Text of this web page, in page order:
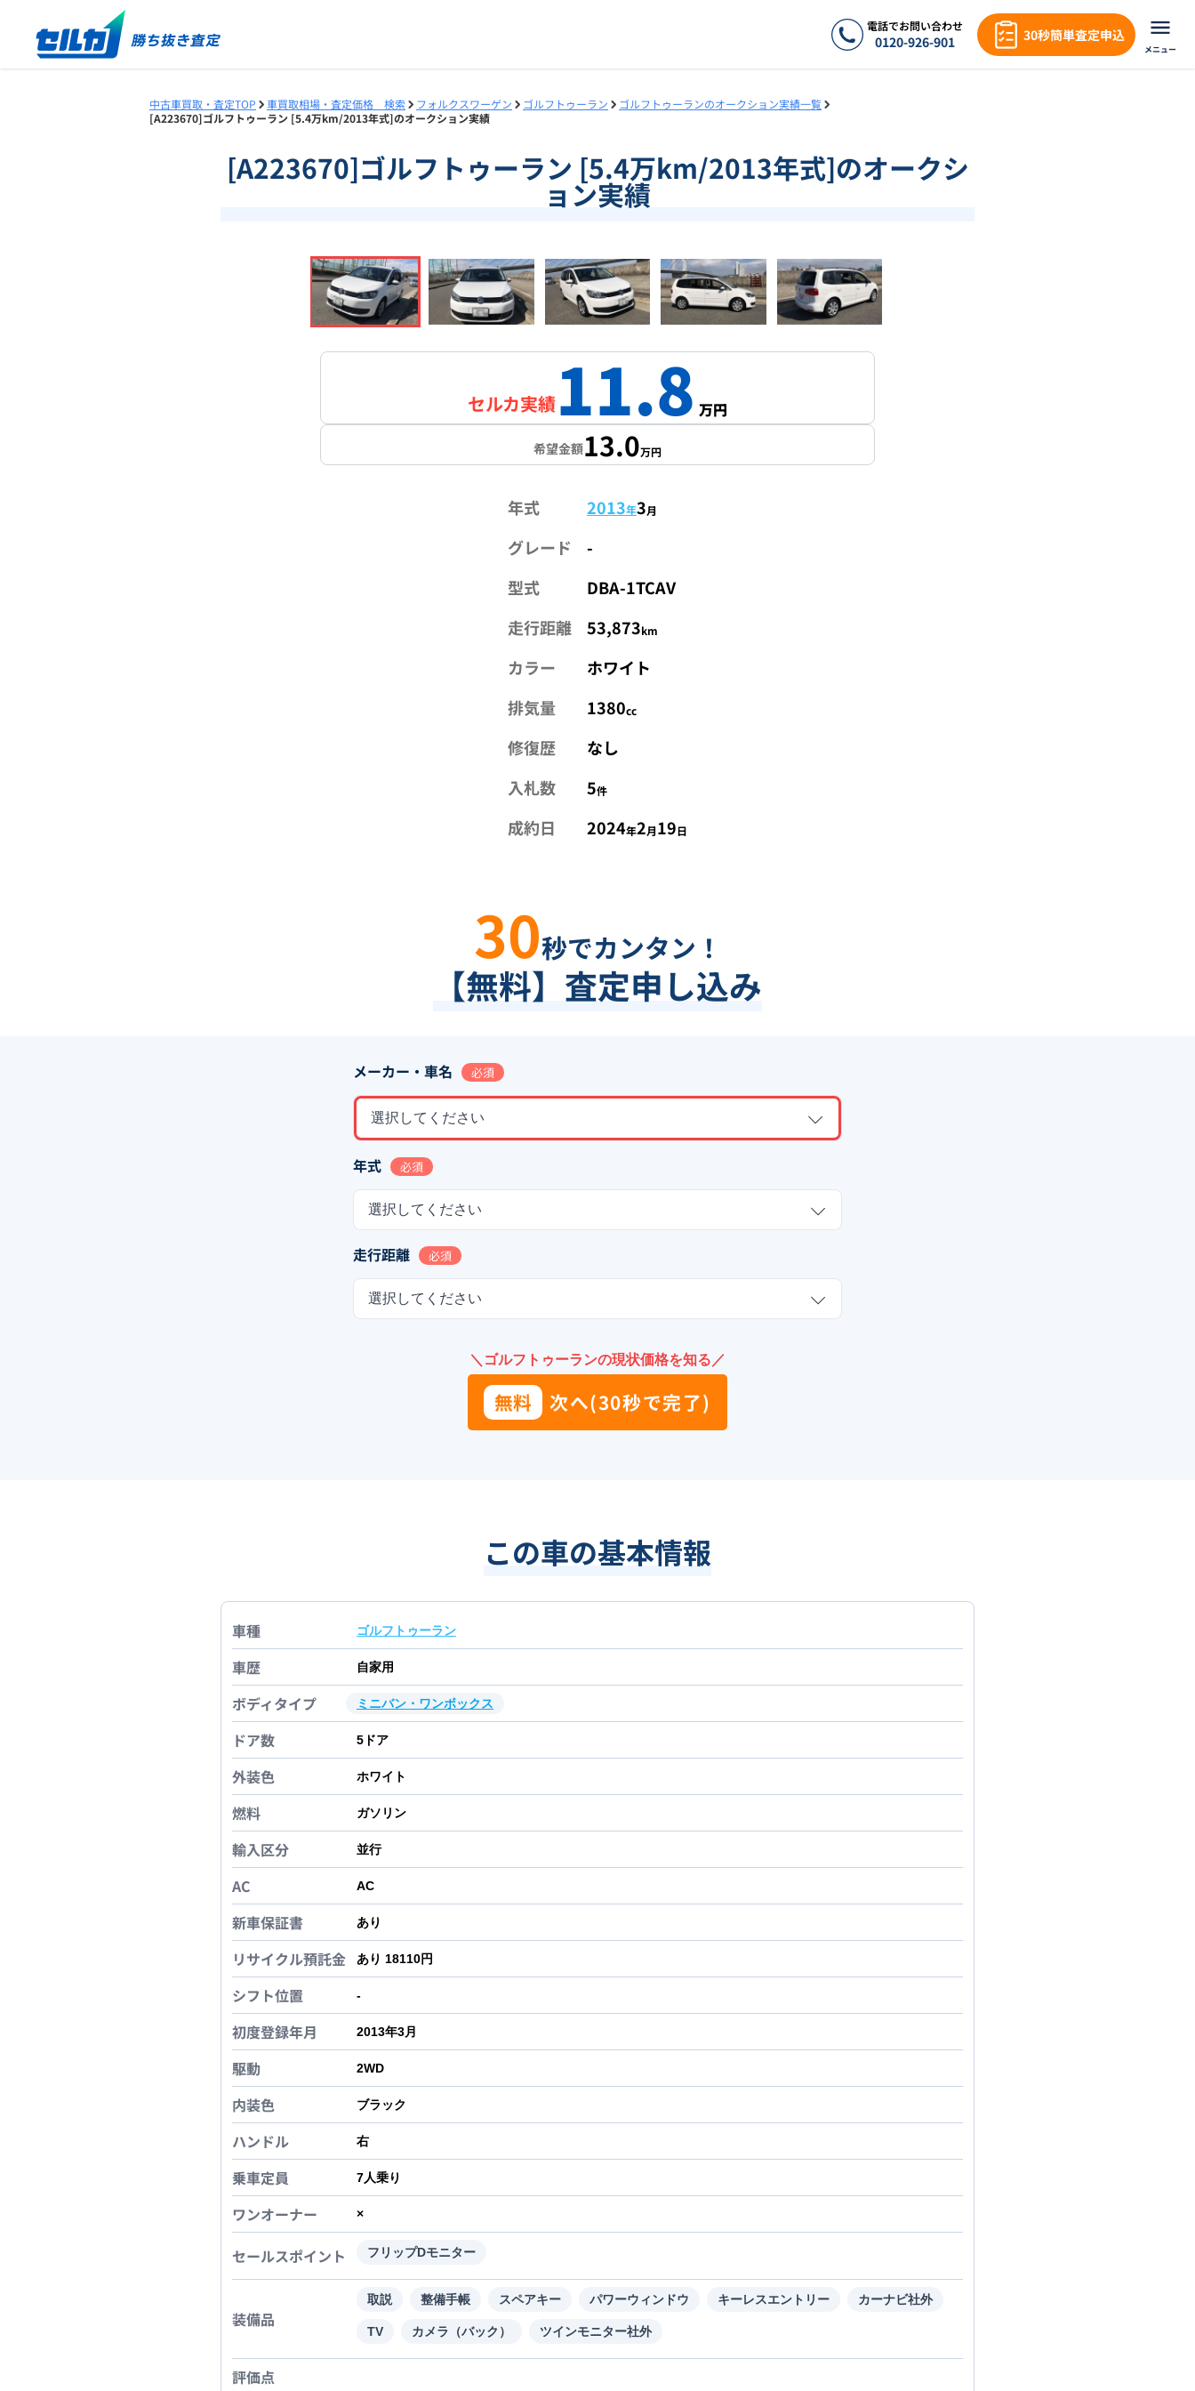
電話でお問い合わせ
0120-926-901 30秒簡単査定申込
メニュー
中古車買取・査定TOP 車買取相場・査定価格 検索 フォルクスワーゲン ゴルフトゥーラン
ゴルフトゥーランのオークション実績一覧
[A223670]ゴルフトゥーラン [5.4万km/2013年式]のオークション実績
[A223670]ゴルフトゥーラン [5.4万km/2013年式]のオークシ
ョン実績
1/18
セルカ実績11.8 万円
希望金額13.0万円
年式 2013年3月
グレード
-
型式
DBA-1TCAV
走行距離
53,873km
カラー
ホワイト
排気量
1380cc
修復歴
なし
入札数
5件
成約日 2024年2月19日
30秒でカンタン！
【無料】査定申し込み
メーカー・車名 必須
選択してください
年式 必須
選択してください
走行距離 必須
選択してください
＼ゴルフトゥーランの現状価格を知る／
無料 次へ(30秒で完了)
この車の基本情報
車種 ゴルフトゥーラン
車歴 自家用
ボディタイプ ミニバン・ワンボックス
ドア数 5 ドア
外装色 ホワイト
燃料 ガソリン
輸入区分 並行
AC AC
新車保証書 あり
リサイクル預託金 あり 18110円
シフト位置 -
初度登録年月 2013年3月
駆動 2WD
内装色 ブラック
ハンドル 右
乗車定員 7人乗り
ワンオーナー ×
セールスポイント フリップDモニター
装備品
取説 整備手帳 スペアキー パワーウィンドウ キーレスエントリー カーナビ社外
TV カメラ（バック） ツインモニター社外
評価点